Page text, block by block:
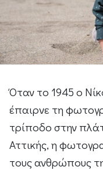
Όταν το 1945 ο
έπαιρνε τη
τρίποδο στην
Αττικής, η
τους ανθρώπους